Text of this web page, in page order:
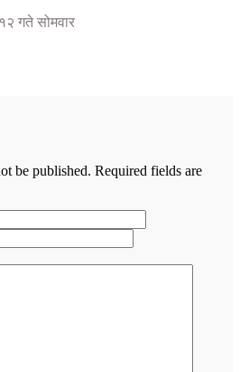
गते सोमवार
be published. Required fields are